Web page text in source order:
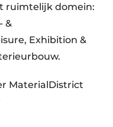
ruimtelijk domein:
&
Exhibition &
MaterialDistrict